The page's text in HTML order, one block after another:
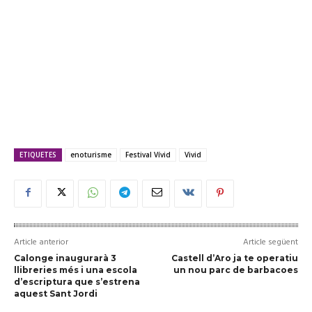
ETIQUETES enoturisme Festival Vívid Vivid
Article anterior
Calonge inaugurarà 3
llibreries més i una escola
d’escriptura que s’estrena
aquest Sant Jordi
Article següent
Castell d’Aro ja te operatiu
un nou parc de barbacoes